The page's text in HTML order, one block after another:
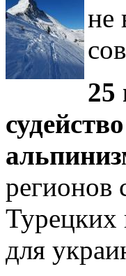
не
25
регионов
Турецких
для